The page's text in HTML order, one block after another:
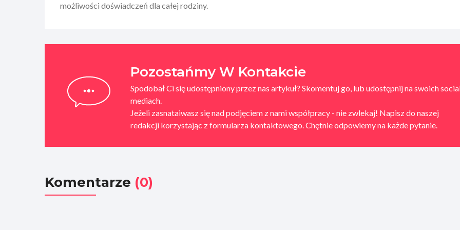
możliwości doświadczeń dla całej rodziny.
Pozostańmy W Kontakcie
Spodobał Ci się udostępniony przez nas artykuł? Skomentuj go, lub udostępnij na swoich
mediach.
Jeżeli zasnataiwasz się nad podjęciem z nami współpracy - nie zwlekaj! Napisz do naszej
redakcji korzystając z formularza kontaktowego. Chętnie odpowiemy na każde pytanie.
Komentarze (0)